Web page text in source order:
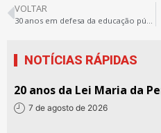
VOLTAR
NOTÍCIAS RÁPIDAS
20 anos da Lei Maria da
7 de agosto de 2026